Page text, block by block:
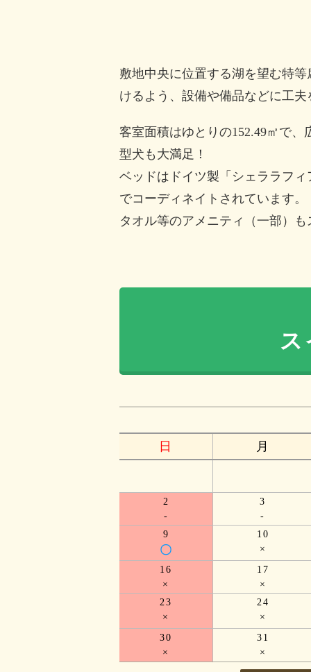
敷地中央に位置する湖を望む特
けるよう、設備や備品などに工
客室面積はゆとりの152.49㎡で
型犬も大満足！
ベッドはドイツ製「シェララフ
でコーディネイトされています。
タオル等のアメニティ（一部）
ス
日 月
2
-
3
-
9
〇
10
×
16
×
17
×
23
×
24
×
30
×
31
×